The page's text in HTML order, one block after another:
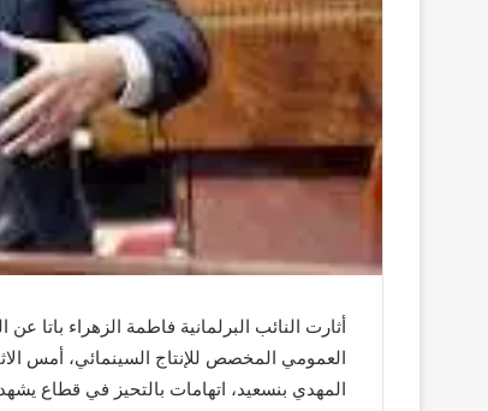
أثارت النائب البرلمانية فاطمة الزهراء باتا عن
المهدي بنسعيد، اتهامات بالتحيز في قطاع